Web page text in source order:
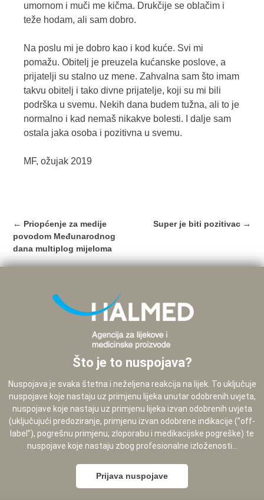
umornom i muči me kičma. Drukčije se oblačim i
teže hodam, ali sam dobro.
Na poslu mi je dobro kao i kod kuće. Svi mi
pomažu. Obitelj je preuzela kućanske poslove, a
prijatelji su stalno uz mene. Zahvalna sam što imam
takvu obitelj i tako divne prijatelje, koji su mi bili
podrška u svemu. Nekih dana budem tužna, ali to je
normalno i kad nemaš nikakve bolesti. I dalje sam
ostala jaka osoba i pozitivna u svemu.
MF, ožujak 2019
Post
navigation
← Priopćenje za medije
povodom Međunarodnog
dana multiplog mijeloma
Super je biti pozitivac →
Što je to nuspojava?
Nuspojava je svaka štetna i neželjena reakcija na lijek. To uključuje
nuspojave koje nastaju uz primjenu lijeka unutar odobrenih uvjeta,
nuspojave koje nastaju uz primjenu lijeka izvan odobrenih uvjeta
(uključujući predoziranje, primjenu izvan odobrene indikacije (”off-
label”), pogrešnu primjenu, zloporabu i medikacijske pogreške) te
nuspojave koje nastaju zbog profesionalne izloženosti...
Prijava nuspojave